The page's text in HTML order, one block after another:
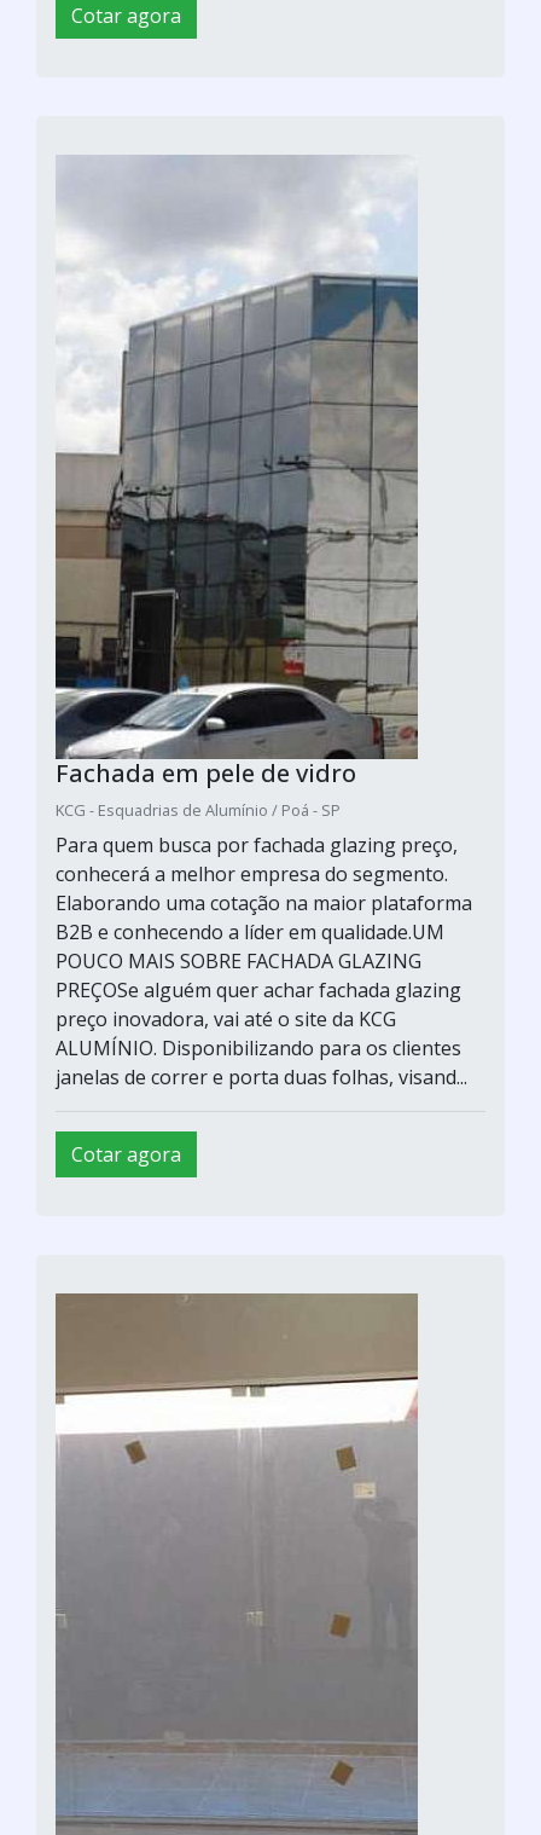
Cotar agora
Fachada em pele de vidro
KCG - Esquadrias de Alumínio / Poá - SP
Para quem busca por fachada glazing preço,
conhecerá a melhor empresa do segmento.
Elaborando uma cotação na maior plataforma
B2B e conhecendo a líder em qualidade.UM
POUCO MAIS SOBRE FACHADA GLAZING
PREÇOSe alguém quer achar fachada glazing
preço inovadora, vai até o site da KCG
ALUMÍNIO. Disponibilizando para os clientes
janelas de correr e porta duas folhas, visand...
Cotar agora